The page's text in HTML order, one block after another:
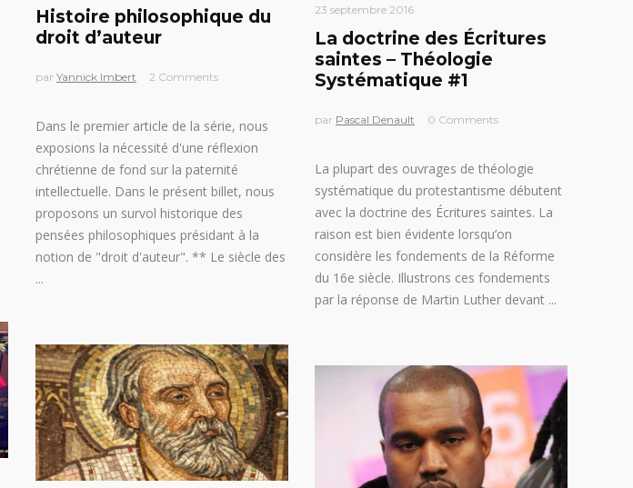
Histoire philosophique du
droit d’auteur
par Yannick Imbert 2 Comments
Dans le premier article de la série, nous
exposions la nécessité d'une réflexion
chrétienne de fond sur la paternité
intellectuelle. Dans le présent billet, nous
proposons un survol historique des
pensées philosophiques présidant à la
notion de "droit d'auteur". ** Le siècle des
23 septembre 2016
La doctrine des Écritures
saintes – Théologie
Systématique #1
par Pascal Denault 0 Comments
La plupart des ouvrages de théologie
systématique du protestantisme débutent
avec la doctrine des Écritures saintes. La
raison est bien évidente lorsqu’on
considère les fondements de la Réforme
du 16e siècle. Illustrons ces fondements
par la réponse de Martin Luther devant